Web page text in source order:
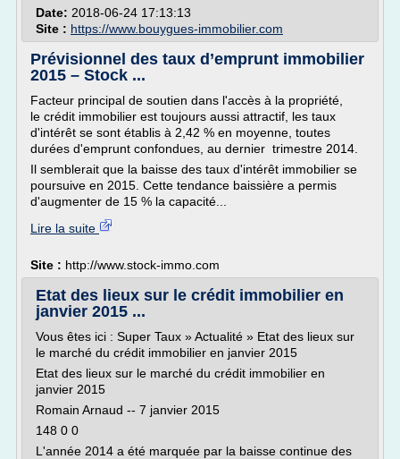
Date: 2018-06-24 17:13:13
Site : https://www.bouygues-immobilier.com
Prévisionnel des taux d’emprunt immobilier
2015 – Stock ...
Facteur principal de soutien dans l'accès à la propriété,
le crédit immobilier est toujours aussi attractif, les taux
d'intérêt se sont établis à 2,42 % en moyenne, toutes
durées d'emprunt confondues, au dernier trimestre 2014.
Il semblerait que la baisse des taux d'intérêt immobilier se
poursuive en 2015. Cette tendance baissière a permis
d'augmenter de 15 % la capacité...
Lire la suite
Site : http://www.stock-immo.com
Etat des lieux sur le crédit immobilier en
janvier 2015 ...
Vous êtes ici : Super Taux » Actualité » Etat des lieux sur
le marché du crédit immobilier en janvier 2015
Etat des lieux sur le marché du crédit immobilier en
janvier 2015
Romain Arnaud -- 7 janvier 2015
148 0 0
L'année 2014 a été marquée par la baisse continue des